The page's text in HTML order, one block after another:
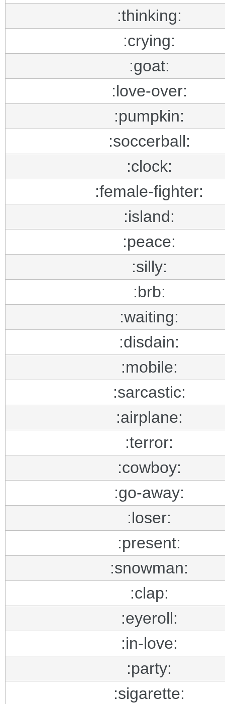
:thinking:
:crying:
:goat:
:love-over:
:pumpkin:
:soccerball:
:clock:
:female-fighter:
:island:
:peace:
:silly:
:brb:
:waiting:
:disdain:
:mobile:
:sarcastic:
:airplane:
:terror:
:cowboy:
:go-away:
:loser:
:present:
:snowman:
:clap:
:eyeroll:
:in-love:
:party:
:sigarette: